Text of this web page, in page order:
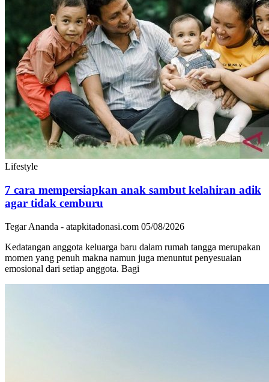
Lifestyle
7 cara mempersiapkan anak sambut kelahiran adik
agar tidak cemburu
Tegar Ananda - atapkitadonasi.com 05/08/2026
Kedatangan anggota keluarga baru dalam rumah tangga merupakan
momen yang penuh makna namun juga menuntut penyesuaian
emosional dari setiap anggota. Bagi